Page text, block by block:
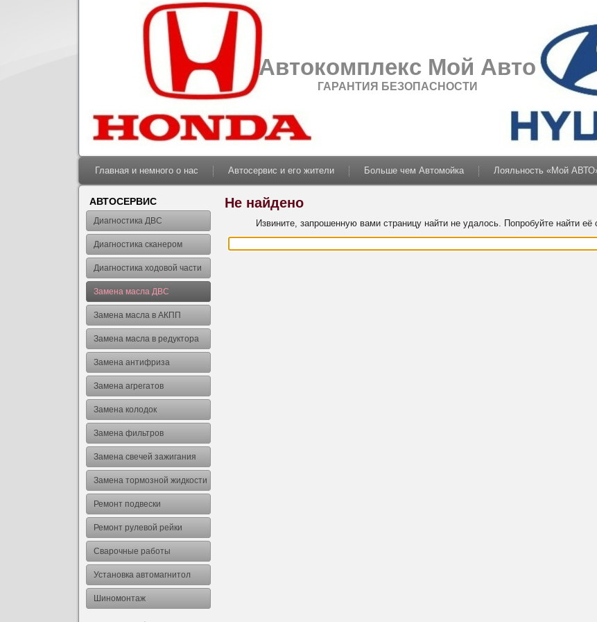
Автокомплекс Мой Авто
ГАРАНТИЯ БЕЗОПАСНОСТИ
Главная и немного о нас Автосервис и его жители Больше чем Автомойка Лояльность «Мой
АВТОСЕРВИС
Диагностика ДВС
Диагностика сканером
Диагностика ходовой части
Замена масла ДВС
Замена масла в АКПП
Замена масла в редуктора
Замена антифриза
Замена агрегатов
Замена колодок
Замена фильтров
Замена свечей зажигания
Замена тормозной жидкости
Ремонт подвески
Ремонт рулевой рейки
Сварочные работы
Установка автомагнитол
Шиномонтаж
Не найдено
Извините, запрошенную вами страницу найти не удалось. Попробуйте найти